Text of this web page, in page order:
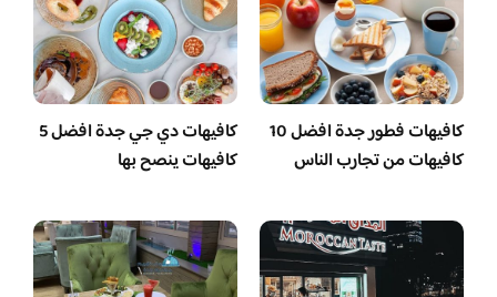
كافيهات فطور جدة افضل 10
كافيهات من تجارب الناس
كافيهات دي جي جدة افضل 5
كافيهات ينصح بها